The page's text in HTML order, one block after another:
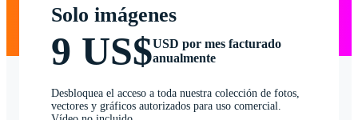
Solo imágenes
9 US$USD por mes facturado
anualmente
Desbloquea el acceso a toda nuestra colección de fotos,
vectores y gráficos autorizados para uso comercial.